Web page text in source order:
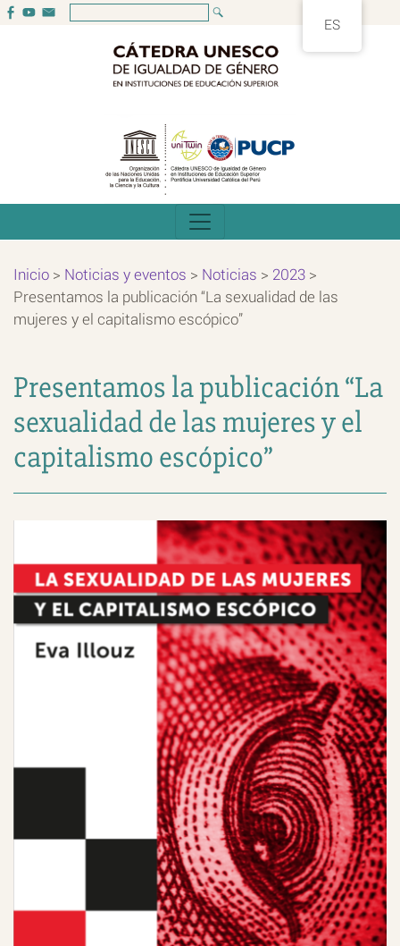
Inicio > Noticias y eventos > Noticias > 2023 >
Presentamos la publicación “La sexualidad de las
mujeres y el capitalismo escópico”
Presentamos la publicación “La
sexualidad de las mujeres y el
capitalismo escópico”
ES